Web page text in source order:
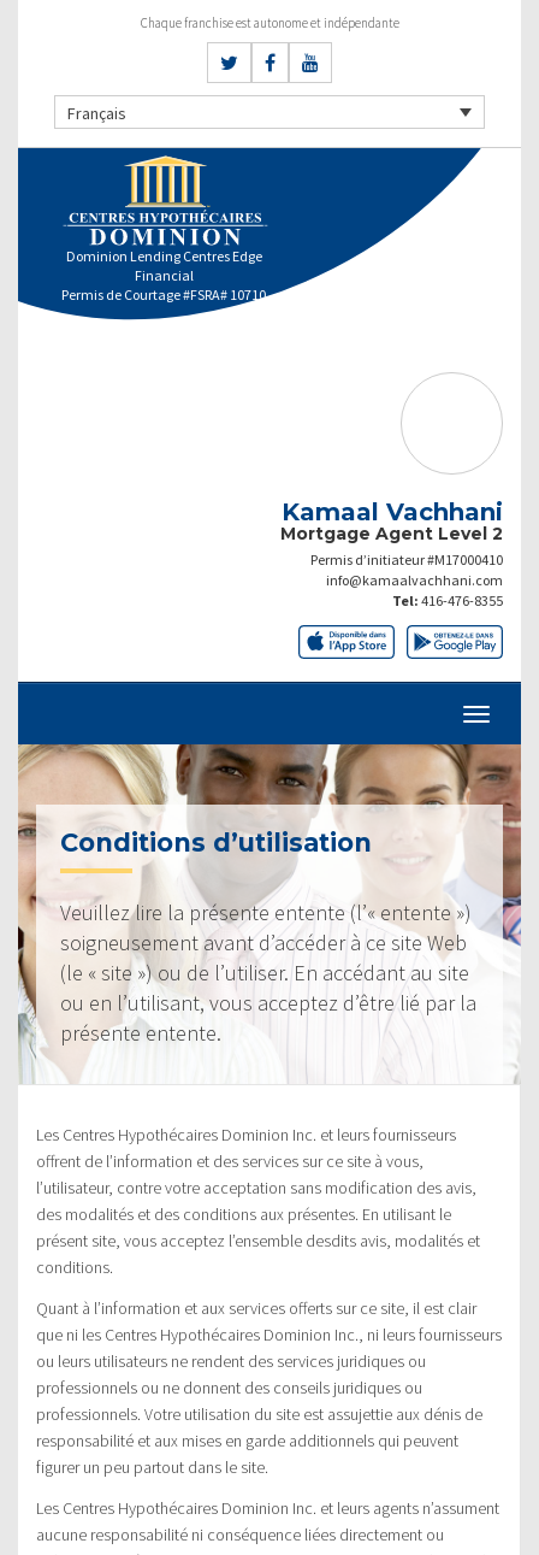
Chaque franchise est autonome et indépendante
Français
Dominion Lending Centres Edge
Financial
Permis de Courtage #FSRA# 10710
Kamaal Vachhani
Mortgage Agent Level 2
Permis d’initiateur #M17000410
info@kamaalvachhani.com
Tel: 416-476-8355
Conditions d’utilisation
Veuillez lire la présente entente (l’« entente »)
soigneusement avant d’accéder à ce site Web
(le « site ») ou de l’utiliser. En accédant au site
ou en l’utilisant, vous acceptez d’être lié par la
présente entente.
Les Centres Hypothécaires Dominion Inc. et leurs fournisseurs
offrent de l’information et des services sur ce site à vous,
l’utilisateur, contre votre acceptation sans modification des avis,
des modalités et des conditions aux présentes. En utilisant le
présent site, vous acceptez l’ensemble desdits avis, modalités et
conditions.
Quant à l’information et aux services offerts sur ce site, il est clair
que ni les Centres Hypothécaires Dominion Inc., ni leurs fournisseurs
ou leurs utilisateurs ne rendent des services juridiques ou
professionnels ou ne donnent des conseils juridiques ou
professionnels. Votre utilisation du site est assujettie aux dénis de
responsabilité et aux mises en garde additionnels qui peuvent
figurer un peu partout dans le site.
Les Centres Hypothécaires Dominion Inc. et leurs agents n’assument
aucune responsabilité ni conséquence liées directement ou